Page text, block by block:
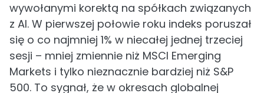
wywołanymi korektą na spółkach związanych
z AI. W pierwszej połowie roku indeks poruszał
się o co najmniej 1% w niecałej jednej trzeciej
sesji – mniej zmiennie niż MSCI Emerging
Markets i tylko nieznacznie bardziej niż S&P
500. To sygnał, że w okresach globalnej